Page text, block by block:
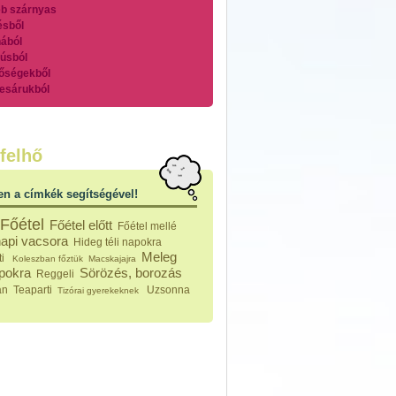
szárnyas
főzelékek
feltétek
ételek
készítmények
sült tészták
a címkék segítségével!
Főétel Főétel előtt Főétel mellé
vacsora Hideg téli napokra
Koleszban főztük Macskajajra
Meleg
Reggeli Sörözés, borozás
Teaparti Tizórai gyerekeknek
Uzsonna